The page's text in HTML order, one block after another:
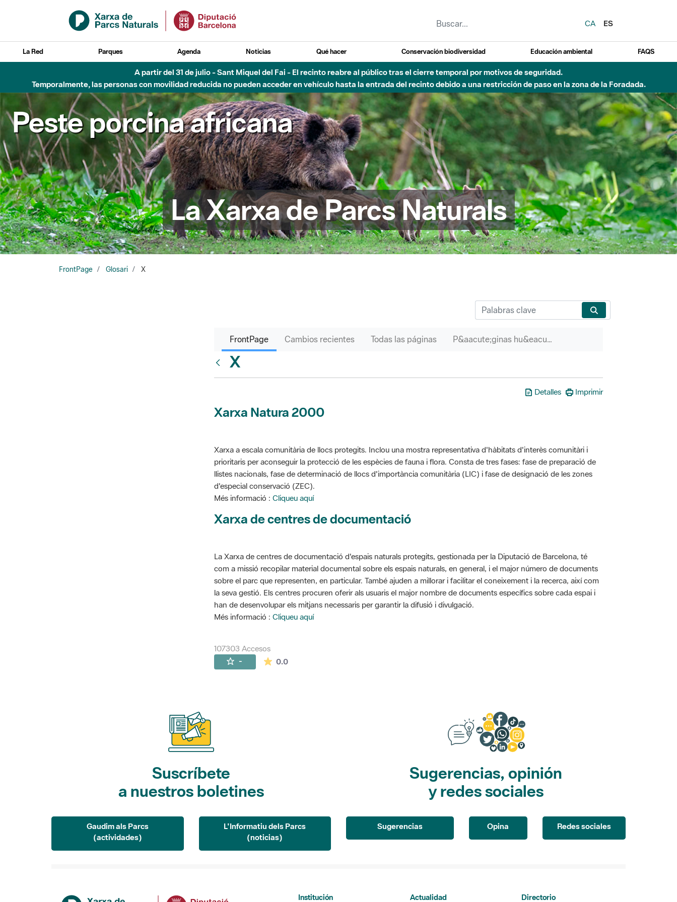
Saltar al contenido principal
CA
ES
La Red Parques Agenda Noticias Qué hacer Conservación biodiversidad Educación ambiental FAQS
A partir del 31 de julio - Sant Miquel del Fai - El recinto reabre al público tras el cierre temporal por motivos de seguridad.
Temporalmente, las personas con movilidad reducida no pueden acceder en vehículo hasta la entrada del recinto debido a una restricción de paso en la zona de la Foradada.
Peste porcina africana
La Xarxa de Parcs Naturals
FrontPage Glosari X
FrontPage Cambios recientes Todas las páginas P&aacute;ginas hu&eacute;rfanas
X
Detalles Imprimir
Xarxa Natura 2000
Xarxa a escala comunitària de llocs protegits. Inclou una mostra representativa d'hàbitats d'interès comunitàri i
prioritaris per aconseguir la protecció de les espècies de fauna i flora. Consta de tres fases: fase de preparació de
llistes nacionals, fase de determinació de llocs d'importància comunitària (LIC) i fase de designació de les zones
d'especial conservació (ZEC).
Més informació : Cliqueu aquí
Xarxa de centres de documentació
La Xarxa de centres de documentació d'espais naturals protegits, gestionada per la Diputació de Barcelona, té
com a missió recopilar material documental sobre els espais naturals, en general, i el major número de documents
sobre el parc que representen, en particular. També ajuden a millorar i facilitar el coneixement i la recerca, així com
la seva gestió. Els centres procuren oferir als usuaris el major nombre de documents específics sobre cada espai i
han de desenvolupar els mitjans necessaris per garantir la difusió i divulgació.
Més informació : Cliqueu aquí
107303 Accesos
- 0.0La valoración media es de 0 estrellas de 5.
Suscríbete
a nuestros boletines
Gaudim als Parcs
(actividades)
L'Informatiu dels Parcs
(noticias)
Sugerencias, opinión
y redes sociales
Sugerencias Opina Redes sociales
Institución Actualidad Directorio